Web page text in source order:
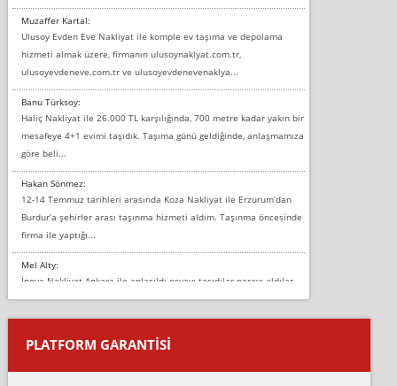
Muzaffer Kartal:
Ulusoy Evden Eve Nakliyat ile komple ev taşıma ve depolama
hizmeti almak üzere, firmanın ulusoynaklyat.com.tr,
ulusoyevdeneve.com.tr ve ulusoyevdenevenaklya...
Banu Türksoy:
Haliç Nakliyat ile 26.000 TL karşılığında, 700 metre kadar yakın bir
mesafeye 4+1 evimi taşıdık. Taşıma günü geldiğinde, anlaşmamıza
göre beli...
Hakan Sönmez:
12-14 Temmuz tarihleri arasında Koza Nakliyat ile Erzurum’dan
Burdur’a şehirler arası taşınma hizmeti aldım. Taşınma öncesinde
firma ile yaptığı...
Mel Alty:
İnova Nakliyat Ankara ile anlaşıldı eşyayı taşıdılar parayı aldılar.
Salon duvarına bir baktım birisi boydan alüminyum renkli bantı
yapıştırm...
Murat:
PLATFORM GARANTİSİ